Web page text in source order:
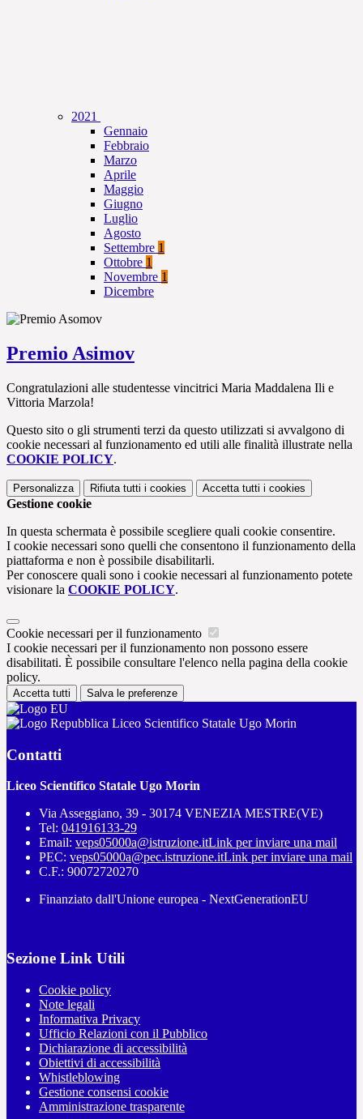
2021
Gennaio
Febbraio
Marzo
Aprile
Maggio
Giugno
Luglio
Agosto
Settembre 1
Ottobre 1
Novembre 1
Dicembre
Premio Asimov
Congratulazioni alle studentesse vincitrici Maria Maddalena Ili e
Vittoria Marzola!
Questo sito o gli strumenti terzi da questo utilizzati si avvalgono di
cookie necessari al funzionamento ed utili alle finalità illustrate nella
COOKIE POLICY.
Personalizza Rifiuta tutti i cookies Accetta tutti i cookies
Gestione cookie
In questa schermata è possibile scegliere quali cookie consentire.
I cookie necessari sono quelli che consentono il funzionamento della
piattaforma e non è possibile disabilitarli.
Per conoscere quali sono i cookie necessari al funzionamento potete
visionare la COOKIE POLICY.
Cookie necessari per il funzionamento
I cookie necessari per il funzionamento non possono essere
disabilitati. È possibile consultare l'elenco nella pagina della cookie
policy.
Accetta tutti Salva le preferenze
Liceo Scientifico Statale Ugo Morin
Contatti
Liceo Scientifico Statale Ugo Morin
Via Asseggiano, 39 - 30174 VENEZIA MESTRE(VE)
Tel: 041916133-29
Email: veps05000a@istruzione.itLink per inviare una mail
PEC: veps05000a@pec.istruzione.itLink per inviare una mail
C.F.: 90072720270
Finanziato dall'Unione europea - NextGenerationEU
Sezione Link Utili
Cookie policy
Note legali
Informativa Privacy
Ufficio Relazioni con il Pubblico
Dichiarazione di accessibilità
Obiettivi di accessibilità
Whistleblowing
Gestione consensi cookie
Amministrazione trasparente